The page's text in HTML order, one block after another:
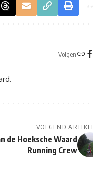
Volgen
VOLGEND ARTIKEL
de Hoeksche Waard
Running Crew